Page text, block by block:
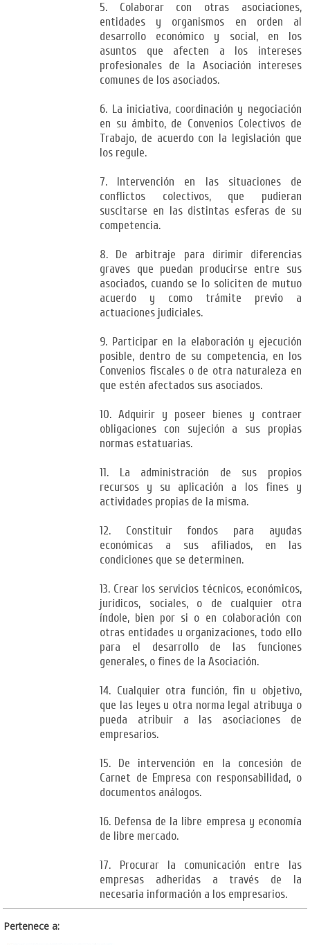
5. Colaborar con otras asociaciones,
entidades y organismos en orden al
desarrollo económico y social, en los
asuntos que afecten a los intereses
profesionales de la Asociación intereses
comunes de los asociados.
6. La iniciativa, coordinación y negociación
en su ámbito, de Convenios Colectivos de
Trabajo, de acuerdo con la legislación que
los regule.
7. Intervención en las situaciones de
conflictos colectivos, que pudieran
suscitarse en las distintas esferas de su
competencia.
8. De arbitraje para dirimir diferencias
graves que puedan producirse entre sus
asociados, cuando se lo soliciten de mutuo
acuerdo y como trámite previo a
actuaciones judiciales.
9. Participar en la elaboración y ejecución
posible, dentro de su competencia, en los
Convenios fiscales o de otra naturaleza en
que estén afectados sus asociados.
10. Adquirir y poseer bienes y contraer
obligaciones con sujeción a sus propias
normas estatuarias.
11. La administración de sus propios
recursos y su aplicación a los fines y
actividades propias de la misma.
12. Constituir fondos para ayudas
económicas a sus afiliados, en las
condiciones que se determinen.
13. Crear los servicios técnicos, económicos,
jurídicos, sociales, o de cualquier otra
índole, bien por si o en colaboración con
otras entidades u organizaciones, todo ello
para el desarrollo de las funciones
generales, o fines de la Asociación.
14. Cualquier otra función, fin u objetivo,
que las leyes u otra norma legal atribuya o
pueda atribuir a las asociaciones de
empresarios.
15. De intervención en la concesión de
Carnet de Empresa con responsabilidad, o
documentos análogos.
16. Defensa de la libre empresa y economía
de libre mercado.
17. Procurar la comunicación entre las
empresas adheridas a través de la
necesaria información a los empresarios.
Pertenece a: